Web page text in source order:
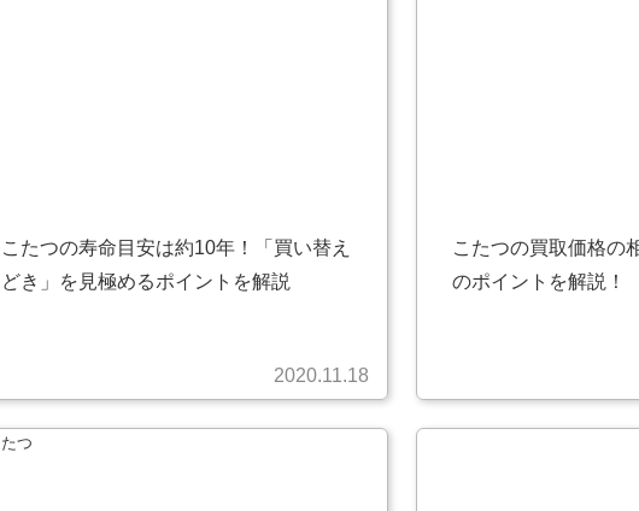
こたつの寿命目安は約10年！「買い替え
どき」を見極めるポイントを解説
2020.11.18
こたつの買取価格の
のポイントを解説！